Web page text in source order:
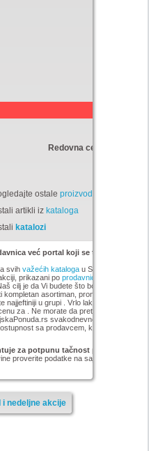
Redovna cena:
ostale proizvode
artikli iz kataloga
katalozi
već portal koji se trudi da uštedi
svih važećih katalogau Srbiji, sa
prikazani po prodavnicama
cilj je da Vi budete što bolje informisani
kompletan asortiman, pronađete i
najjeftiniji u grupi . Vrlo lako možete
za . Ne morate da pretražujete sve
svakodnevno ažurira cene
sa prodavcem, kao i načinu
za potpunu tačnost podataka iz
proverite podatke na sajtu proizvođača
i nedeljne akcije